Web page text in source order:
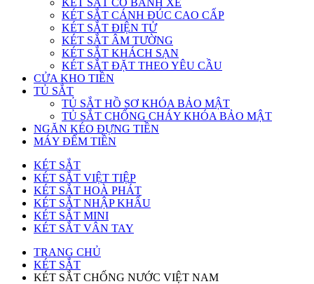
KÉT SẮT CÓ BÁNH XE
KÉT SẮT CÁNH ĐÚC CAO CẤP
KÉT SẮT ĐIỆN TỬ
KÉT SẮT ÂM TƯỜNG
KÉT SẮT KHÁCH SẠN
KÉT SẮT ĐẶT THEO YÊU CẦU
CỬA KHO TIỀN
TỦ SẮT
TỦ SẮT HỒ SƠ KHÓA BẢO MẬT
TỦ SẮT CHỐNG CHÁY KHÓA BẢO MẬT
NGĂN KÉO ĐỰNG TIỀN
MÁY ĐẾM TIỀN
KÉT SẮT
KÉT SẮT VIỆT TIỆP
KÉT SẮT HOÀ PHÁT
KÉT SẮT NHẬP KHẨU
KÉT SẮT MINI
KÉT SẮT VÂN TAY
TRANG CHỦ
KÉT SẮT
KÉT SẮT CHỐNG NƯỚC VIỆT NAM